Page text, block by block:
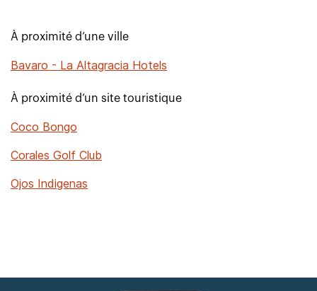
À proximité d’une ville
Bavaro - La Altagracia Hotels
À proximité d’un site touristique
Coco Bongo
Corales Golf Club
Ojos Indigenas